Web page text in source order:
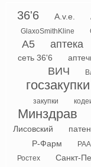
36'6 A.v.e.
GlaxoSmithKline
А5
аптека
сеть 36'6
ВИЧ
госзакупки
закупки
Минздрав
Лисовский
Р-Фарм
Ростех Санкт-